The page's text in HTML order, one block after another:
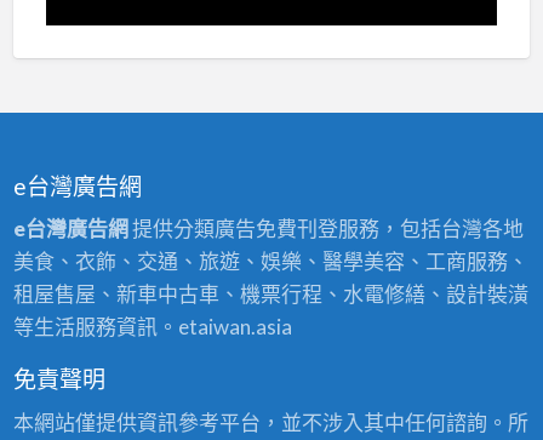
e台灣廣告網
e台灣廣告網 提供分類廣告免費刊登服務，包括台灣各地
美食、衣飾、交通、旅遊、娛樂、醫學美容、工商服務、
租屋售屋、新車中古車、機票行程、水電修繕、設計裝潢
等生活服務資訊。etaiwan.asia
免責聲明
本網站僅提供資訊參考平台，並不涉入其中任何諮詢。所